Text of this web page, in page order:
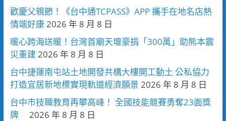
歡慶父親節！《台中通TCPASS》APP 攜手在地名店熱
情端好康2026 年 8 月 8 日
暖心跨海送暖！台灣首廟天壇豪捐「300萬」助熊本震
災重建 2026 年 8 月 8 日
台中捷運南屯站土地開發共構大樓開工動土 公私協力
打造宜居新地標實現軌道經濟願景 2026 年 8 月 8 日
台中市技職教育再攀高峰！ 全國技能競賽勇奪23面獎
牌
2026 年 8 月 8 日